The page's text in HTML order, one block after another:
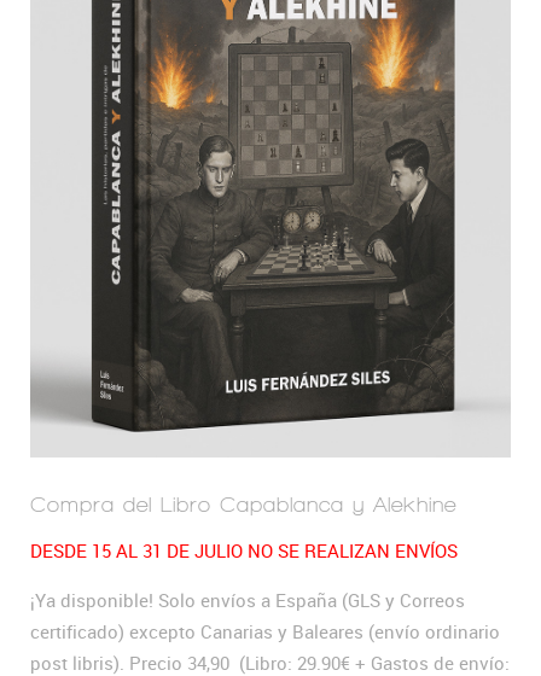
Compra del Libro Capablanca y Alekhine
DESDE 15 AL 31 DE JULIO NO SE REALIZAN ENVÍOS
¡Ya disponible! Solo envíos a España (GLS y Correos
certificado) excepto Canarias y Baleares (envío ordinario
post libris). Precio 34,90 (Libro: 29.90€ + Gastos de envío: